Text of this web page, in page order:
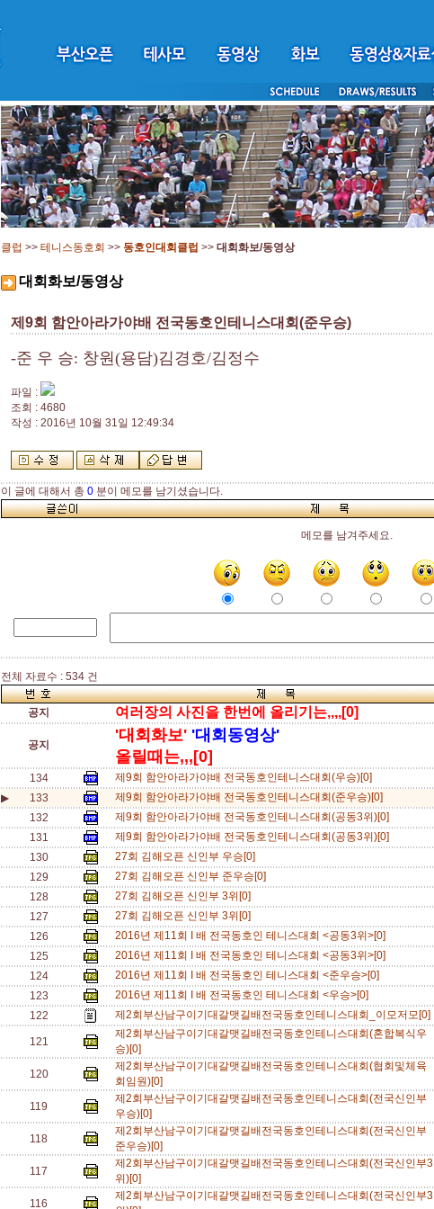
클럽 >> 테니스동호회 >> 동호인대회클럽 >> 대회화보/동영상
대회화보/동영상
제9회 함안아라가야배 전국동호인테니스대회(준우승)
-준 우 승: 창원(용담)김경호/김정수
파일 :
조회 : 4680
작성 : 2016년 10월 31일 12:49:34
이 글에 대해서 총 0 분이 메모를 남기셨습니다.
메모를 남겨주세요.
전체 자료수 : 534 건
공지 여러장의 사진을 한번에 올리기는,,,,[0]
공지
'대회화보' '대회동영상'
올릴때는,,,[0]
134 제9회 함안아라가야배 전국동호인테니스대회(우승)[0]
▶
133 제9회 함안아라가야배 전국동호인테니스대회(준우승)[0]
132
제9회 함안아라가야배 전국동호인테니스대회(공동3위)[0]
131
제9회 함안아라가야배 전국동호인테니스대회(공동3위)[0]
130
27회 김해오픈 신인부 우승[0]
129
27회 김해오픈 신인부 준우승[0]
128
27회 김해오픈 신인부 3위[0]
127
27회 김해오픈 신인부 3위[0]
126
2016년 제11회 I 배 전국동호인 테니스대회 <공동3위>[0]
125
2016년 제11회 I 배 전국동호인 테니스대회 <공동3위>[0]
124
2016년 제11회 I 배 전국동호인 테니스대회 <준우승>[0]
123
2016년 제11회 I 배 전국동호인 테니스대회 <우승>[0]
122
제2회부산남구이기대갈맷길배전국동호인테니스대회_이모저모[0]
121
제2회부산남구이기대갈맷길배전국동호인테니스대회(혼합복식우
승)[0]
120
제2회부산남구이기대갈맷길배전국동호인테니스대회(협회및체육
회임원)[0]
119
제2회부산남구이기대갈맷길배전국동호인테니스대회(전국신인부
우승)[0]
118
제2회부산남구이기대갈맷길배전국동호인테니스대회(전국신인부
준우승)[0]
117
제2회부산남구이기대갈맷길배전국동호인테니스대회(전국신인부3
위)[0]
116
제2회부산남구이기대갈맷길배전국동호인테니스대회(전국신인부3